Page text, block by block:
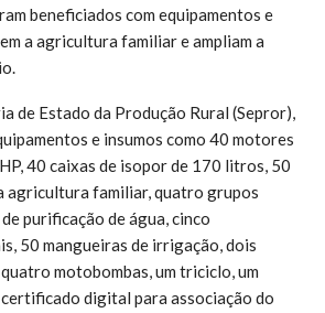
beneficiados com equipamentos e
a agricultura familiar e ampliam a
de Estado da Produção Rural (Sepror),
e insumos como 40 motores
40 caixas de isopor de 170 litros, 50
agricultura familiar, quatro grupos
purificação de água, cinco
50 mangueiras de irrigação, dois
motobombas, um triciclo, um
digital para associação do